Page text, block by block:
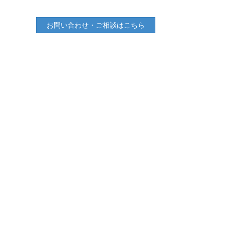
お問い合わせ・ご相談はこちら